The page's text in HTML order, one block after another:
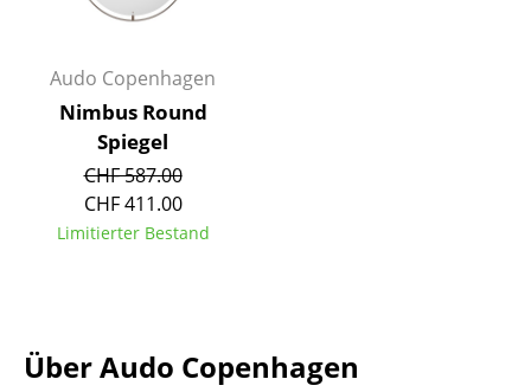
Hängeleuchten & Deckenleuchten
Tischleuchten
Schreibtischleuchten
Stehleuchten & Leseleuchten
Outdoor-Leuchten
Audo Copenhagen
Nimbus Round
Spiegel
CHF 587.00
CHF 411.00
Limitierter Bestand
Über Audo Copenhagen